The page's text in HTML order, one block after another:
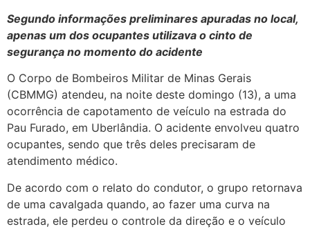
Segundo informações preliminares apuradas no local,
apenas um dos ocupantes utilizava o cinto de
segurança no momento do acidente
O Corpo de Bombeiros Militar de Minas Gerais
(CBMMG) atendeu, na noite deste domingo (13), a uma
ocorrência de capotamento de veículo na estrada do
Pau Furado, em Uberlândia. O acidente envolveu quatro
ocupantes, sendo que três deles precisaram de
atendimento médico.
De acordo com o relato do condutor, o grupo retornava
de uma cavalgada quando, ao fazer uma curva na
estrada, ele perdeu o controle da direção e o veículo